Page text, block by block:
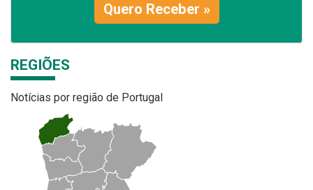
Quero Receber »
REGIÕES
Notícias por região de Portugal